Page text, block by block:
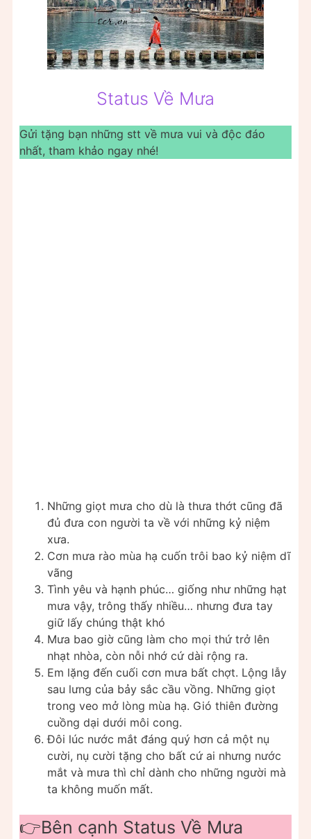
Status Về Mưa
Gửi tặng bạn những stt về mưa vui và độc đáo
nhất, tham khảo ngay nhé!
Những giọt mưa cho dù là thưa thớt cũng đã
đủ đưa con người ta về với những kỷ niệm
xưa.
Cơn mưa rào mùa hạ cuốn trôi bao kỷ niệm dĩ
vãng
Tình yêu và hạnh phúc… giống như những hạt
mưa vậy, trông thấy nhiều… nhưng đưa tay
giữ lấy chúng thật khó
Mưa bao giờ cũng làm cho mọi thứ trở lên
nhạt nhòa, còn nỗi nhớ cứ dài rộng ra.
Em lặng đến cuối cơn mưa bất chợt. Lộng lẫy
sau lưng của bảy sắc cầu vồng. Những giọt
trong veo mở lòng mùa hạ. Gió thiên đường
cuồng dại dưới môi cong.
Đôi lúc nước mắt đáng quý hơn cả một nụ
cười, nụ cười tặng cho bất cứ ai nhưng nước
mắt và mưa thì chỉ dành cho những người mà
ta không muốn mất.
👉Bên cạnh Status Về Mưa